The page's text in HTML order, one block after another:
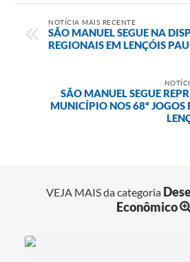
NOTÍCIA MAIS RECENTE
SÃO MANUEL SEGUE NA
REGIONAIS EM LENÇÓIS
SÃO MANUEL SEGUE
MUNICÍPIO NOS 68º JOGOS
VEJA MAIS da categoria
Econômico